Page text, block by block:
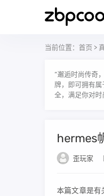
当前位置： 首页 >
“邂逅时尚传奇
牌，即可拥有
全，满足你对
hermes
歪玩家
本篇文章是有